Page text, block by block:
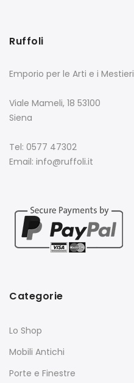
Ruffoli
Emporio per le Arti e i Mestieri
Viale Mameli, 18 53100
Siena
Tel: 0577 47302
Email: info@ruffoli.it
Categorie
Lo Shop
Mobili Antichi
Porte e Finestre